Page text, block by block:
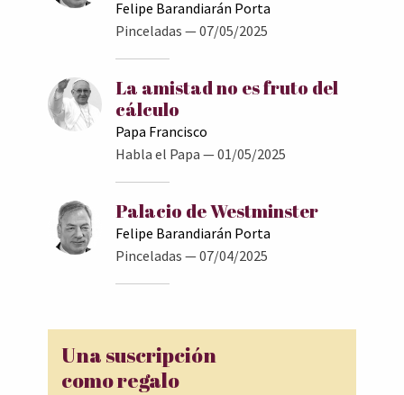
Felipe Barandiarán Porta
Pinceladas — 07/05/2025
La amistad no es fruto del
cálculo
Papa Francisco
Habla el Papa — 01/05/2025
Palacio de Westminster
Felipe Barandiarán Porta
Pinceladas — 07/04/2025
Una suscripción
como regalo